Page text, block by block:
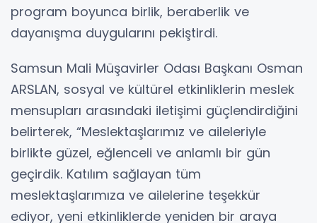
program boyunca birlik, beraberlik ve
dayanışma duygularını pekiştirdi.
Samsun Mali Müşavirler Odası Başkanı Osman
ARSLAN, sosyal ve kültürel etkinliklerin meslek
mensupları arasındaki iletişimi güçlendirdiğini
belirterek, “Meslektaşlarımız ve aileleriyle
birlikte güzel, eğlenceli ve anlamlı bir gün
geçirdik. Katılım sağlayan tüm
meslektaşlarımıza ve ailelerine teşekkür
ediyor, yeni etkinliklerde yeniden bir araya